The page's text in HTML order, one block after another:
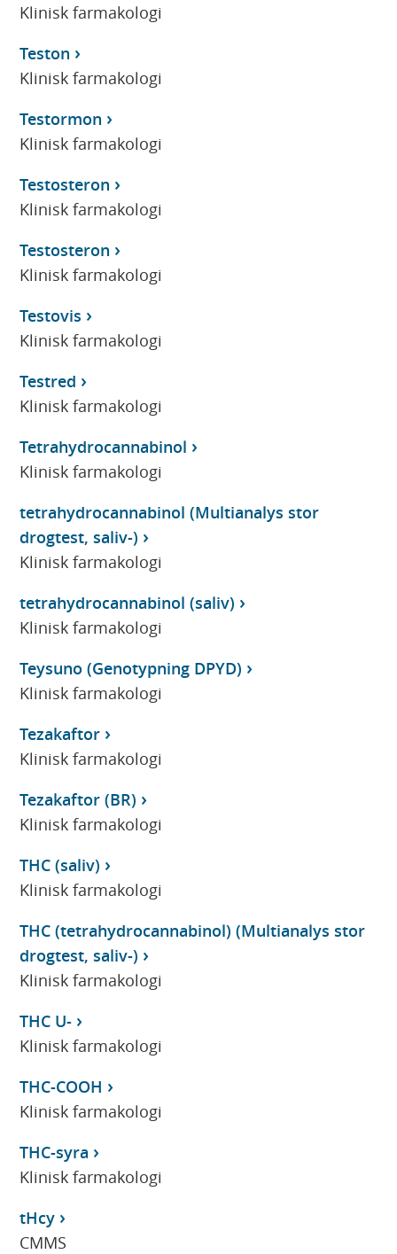
Klinisk farmakologi
Teston
Klinisk farmakologi
Testormon
Klinisk farmakologi
Testosteron
Klinisk farmakologi
Testosteron
Klinisk farmakologi
Testovis
Klinisk farmakologi
Testred
Klinisk farmakologi
Tetrahydrocannabinol
Klinisk farmakologi
tetrahydrocannabinol (Multianalys stor
drogtest, saliv-)
Klinisk farmakologi
tetrahydrocannabinol (saliv)
Klinisk farmakologi
Teysuno (Genotypning DPYD)
Klinisk farmakologi
Tezakaftor
Klinisk farmakologi
Tezakaftor (BR)
Klinisk farmakologi
THC (saliv)
Klinisk farmakologi
THC (tetrahydrocannabinol) (Multianalys stor
drogtest, saliv-)
Klinisk farmakologi
THC U-
Klinisk farmakologi
THC-COOH
Klinisk farmakologi
THC-syra
Klinisk farmakologi
tHcy
CMMS